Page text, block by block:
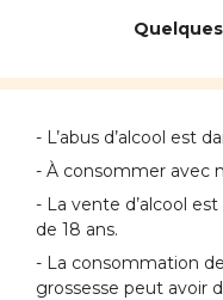
- L’abus d’alcool est
- À consommer avec
- La vente d’alcool
de 18 ans.
- La consommation
grossesse peut avoir